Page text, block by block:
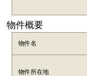
物件概要
物件名
物件所在地